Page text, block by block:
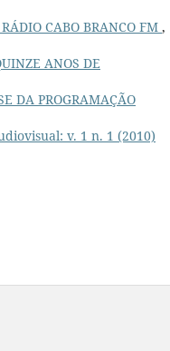
CABO BRANCO FM ,
ANOS DE
DA PROGRAMAÇÃO
v. 1 n. 1 (2010)